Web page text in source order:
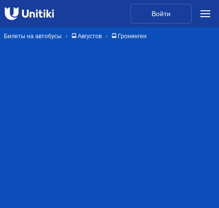
Войти
Билеты на автобусы 🚍 Августов 🚍 Гронинген